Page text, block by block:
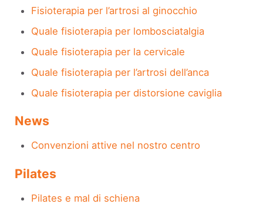
Fisioterapia per l’artrosi al ginocchio
Quale fisioterapia per lombosciatalgia
Quale fisioterapia per la cervicale
Quale fisioterapia per l’artrosi dell’anca
Quale fisioterapia per distorsione caviglia
News
Convenzioni attive nel nostro centro
Pilates
Pilates e mal di schiena